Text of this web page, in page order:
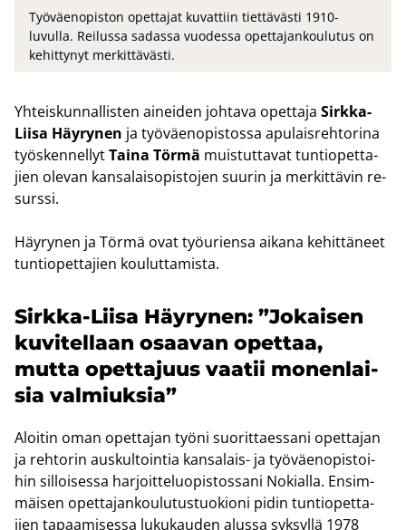
Työväenopiston opettajat kuvattiin tiettävästi 1910-
luvulla. Reilussa sadassa vuodessa opettajankoulutus on
kehittynyt merkittävästi.
Yh­teis­kun­nal­lis­ten ai­nei­den joh­ta­va opet­ta­ja Sirkka-​
Liisa Häy­ry­nen ja työ­väen­opis­tos­sa apu­lais­reh­to­ri­na
työs­ken­nel­lytTaina Törmä muis­tut­ta­vat tun­tio­pet­ta­
jien ole­van kan­sa­lais­opis­to­jen suu­rin ja mer­kit­tä­vin re­
surs­si.
Häy­ry­nen ja Törmä ovat työ­urien­sa ai­ka­na ke­hit­tä­neet
tun­tio­pet­ta­jien kou­lut­ta­mis­ta.
Sirkka-​Liisa Häy­ry­nen: ”Jo­kai­sen
ku­vi­tel­laan osaa­van opet­taa,
mutta opet­ta­juus vaa­tii mo­nen­lai­
sia val­miuk­sia”
Aloi­tin oman opet­ta­jan työni suo­rit­taes­sa­ni opet­ta­jan
ja reh­to­rin aus­kul­toin­tia kansalais-​ ja työ­väen­opis­toi­
hin sil­loi­ses­sa har­joit­te­luo­pis­tos­sa­ni No­kial­la. En­sim­
mäi­sen opet­ta­jan­kou­lu­tus­tuo­kio­ni pidin tun­tio­pet­ta­
jien ta­paa­mi­ses­sa lu­ku­kau­den alus­sa syk­syl­lä 1978